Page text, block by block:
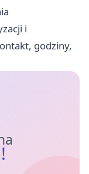
i
godziny,